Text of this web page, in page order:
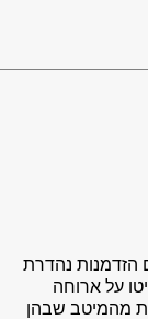
הזדמנות נהדרת
על ארוחה
מהמיטב שבהן